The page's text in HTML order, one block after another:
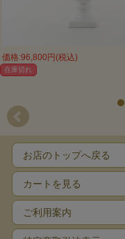
価格:96,800円(税込)
在庫切れ
お店のトップへ戻る
カートを見る
ご利用案内